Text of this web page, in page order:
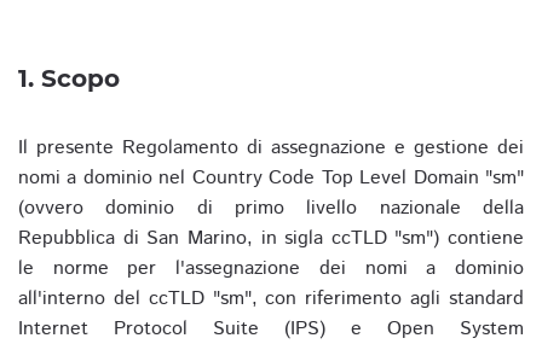
1. Scopo
Il presente Regolamento di assegnazione e gestione dei
nomi a dominio nel Country Code Top Level Domain "sm"
(ovvero dominio di primo livello nazionale della
Repubblica di San Marino, in sigla ccTLD "sm") contiene
le norme per l'assegnazione dei nomi a dominio
all'interno del ccTLD "sm", con riferimento agli standard
Internet Protocol Suite (IPS) e Open System